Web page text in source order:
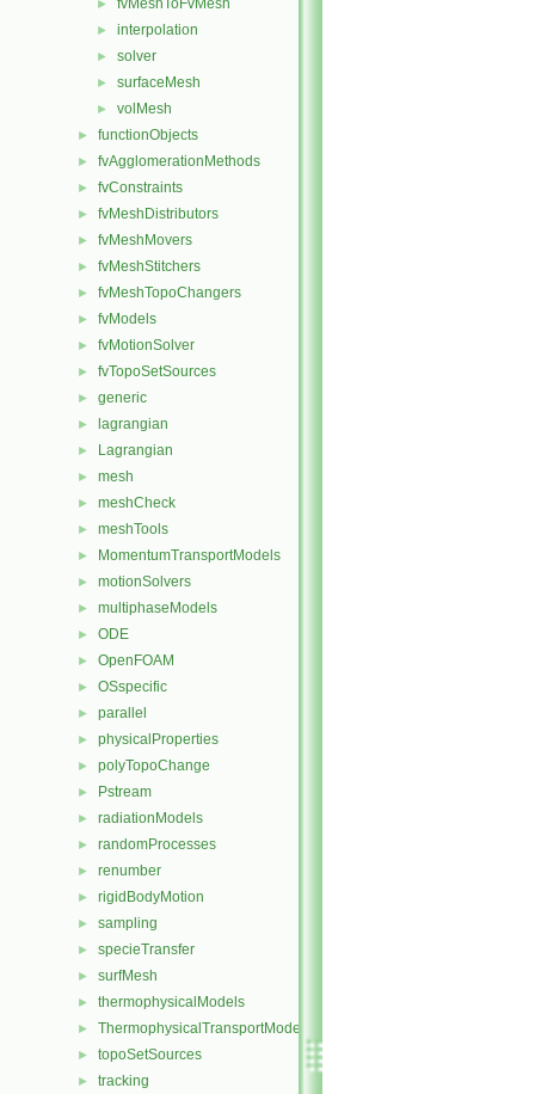
► fvMeshToFvMesh
► interpolation
► solver
► surfaceMesh
► volMesh
► functionObjects
► fvAgglomerationMethods
► fvConstraints
► fvMeshDistributors
► fvMeshMovers
► fvMeshStitchers
► fvMeshTopoChangers
► fvModels
► fvMotionSolver
► fvTopoSetSources
► generic
► lagrangian
► Lagrangian
► mesh
► meshCheck
► meshTools
► MomentumTransportModels
► motionSolvers
► multiphaseModels
► ODE
► OpenFOAM
► OSspecific
► parallel
► physicalProperties
► polyTopoChange
► Pstream
► radiationModels
► randomProcesses
► renumber
► rigidBodyMotion
► sampling
► specieTransfer
► surfMesh
► thermophysicalModels
► ThermophysicalTransportModels
► topoSetSources
► tracking